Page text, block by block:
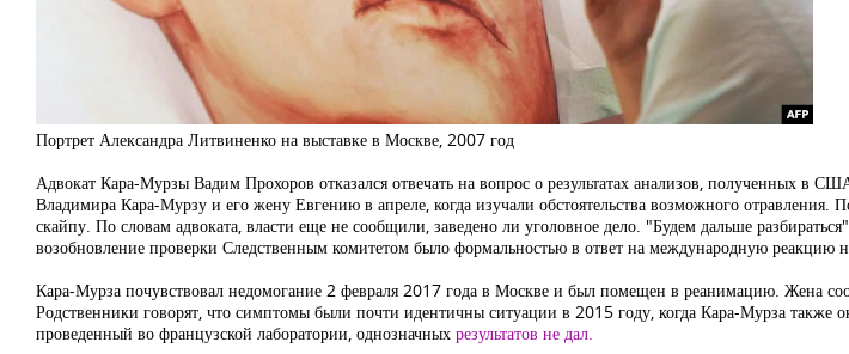
Портрет Александра Литвиненко на выставке в Москве, 2007 год
Адвокат Кара-Мурзы Вадим Прохоров отказался отвечать на вопрос о результатах анализов, полученных в
Владимира Кара-Мурзу и его жену Евгению в апреле, когда изучали обстоятельства возможного отравления.
скайпу. По словам адвоката, власти еще не сообщили, заведено ли уголовное дело. "Будем дальше
возобновление проверки Следственным комитетом было формальностью в ответ на международную реакцию
Кара-Мурза почувствовал недомогание 2 февраля 2017 года в Москве и был помещен в реанимацию. Жена
Родственники говорят, что симптомы были почти идентичны ситуации в 2015 году, когда Кара-Мурза также
проведенный во французской лаборатории, однозначных результатов не дал.